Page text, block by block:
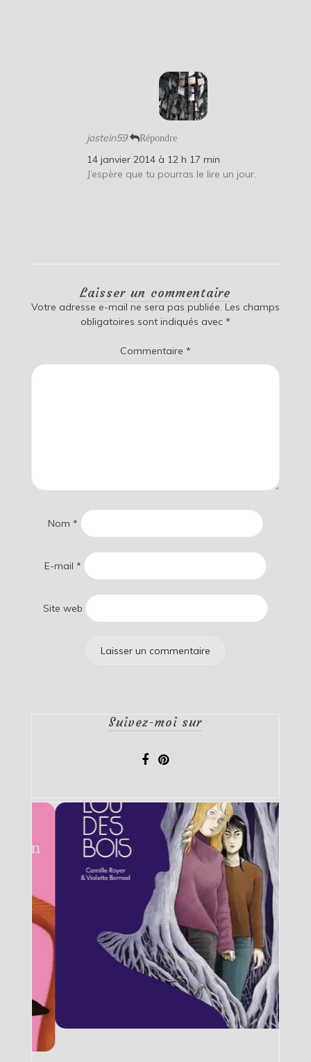
jostein59 Répondre
14 janvier 2014 à 12 h 17 min
J’espère que tu pourras le lire un jour.
Laisser un commentaire
Votre adresse e-mail ne sera pas publiée. Les champs
obligatoires sont indiqués avec *
Commentaire *
Nom *
E-mail *
Site web
Suivez-moi sur